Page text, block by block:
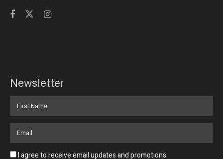
Newsletter
I agree to receive email updates and promotions.